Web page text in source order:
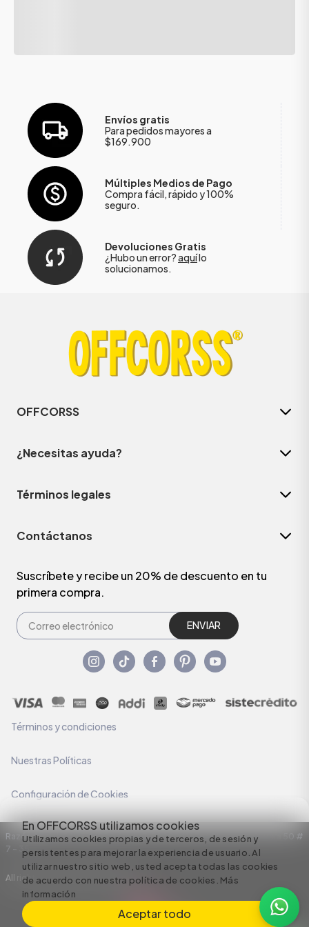
En OFFCORSS utilizamos cookies
Utilizamos cookies propias y de terceros, de sesión y
persistentes para mejorar la experiencia de usuario. Al
utilizar nuestro sitio web, usted acepta todas las cookies
de acuerdo con nuestra política de cookies. Más
información
Aceptar todo
Envíos gratis
Para pedidos mayores a
$169.900
Múltiples Medios de Pago
Compra fácil, rápido y 100%
seguro.
Devoluciones Gratis
¿Hubo un error?aquílo
solucionamos.
OFFCORSS
¿Necesitas ayuda?
Términos legales
Contáctanos
Suscríbete y recibe un 20% de descuento en tu
primera compra.
ENVIAR
Términos y condiciones
Nuestras Políticas
Configuración de Cookies
Razón Social: C.I HERMECO S.A. NIT: 890924167-6 Dirección: Carrera 50 #
7 – 35
All rights reserved empowered by